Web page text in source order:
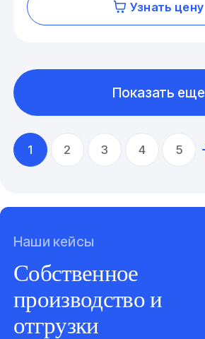
Узнать цену
1 2 3 4 5
Показать еще
Наши кейсы
Собственное
производство и
отгрузки